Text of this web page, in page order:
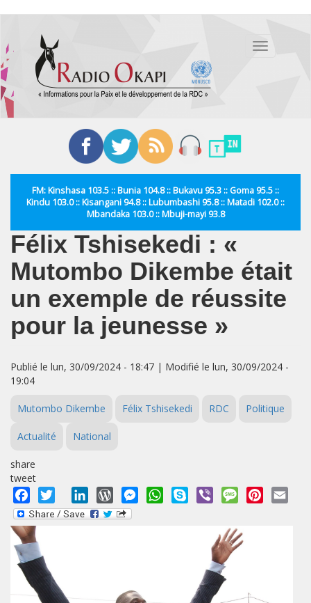
contenu
principal
Toggle
FM: Kinshasa 103.5 :: Bunia 104.8 :: Bukavu 95.3 :: Goma 95.5 ::
Kindu 103.0 :: Kisangani 94.8 :: Lubumbashi 95.8 :: Matadi 102.0 ::
Mbandaka 103.0 :: Mbuji-mayi 93.8
Félix Tshisekedi : «
Mutombo Dikembe était
un exemple de réussite
pour la jeunesse »
Publié le lun, 30/09/2024 - 18:47 | Modifié le lun, 30/09/2024 -
19:04
Mutombo Dikembe Félix Tshisekedi RDC Politique
Actualité National
share
tweet
Facebook
Twitter LinkedInWordPressMessengerWhatsApp
Skype Viber MessagePinterest